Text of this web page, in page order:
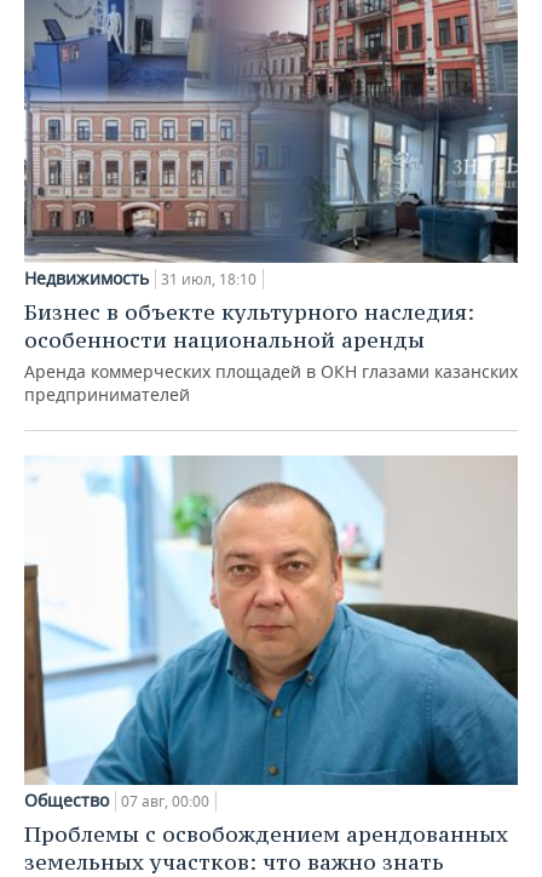
Недвижимость 31 июл, 18:10
Бизнес в объекте культурного наследия:
особенности национальной аренды
Аренда коммерческих площадей в ОКН глазами казанских
предпринимателей
Общество 07 авг, 00:00
Проблемы с освобождением арендованных
земельных участков: что важно знать